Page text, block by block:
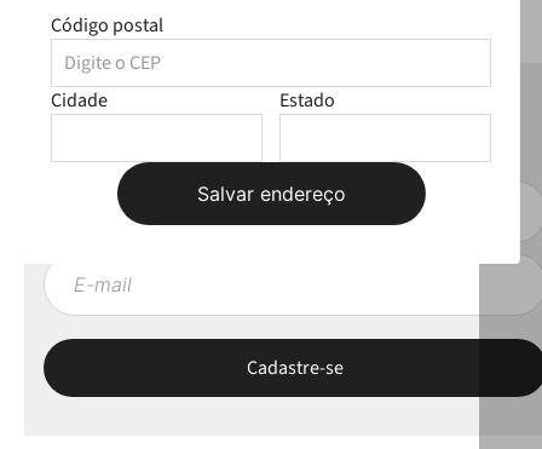
Código postal
Cidade Estado
Salvar endereço
NEWSLETTER